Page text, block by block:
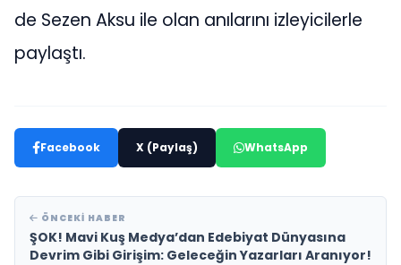
de Sezen Aksu ile olan anılarını izleyicilerle
paylaştı.
Facebook X (Paylaş) WhatsApp
ÖNCEKI HABER
ŞOK! Mavi Kuş Medya’dan Edebiyat Dünyasına
Devrim Gibi Girişim: Geleceğin Yazarları Aranıyor!